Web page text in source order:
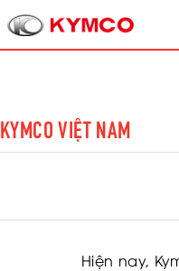
KYMCO VIỆT NAM
Hiện nay,